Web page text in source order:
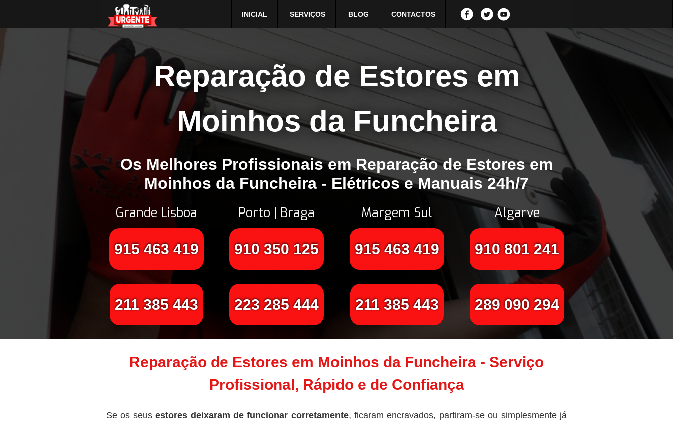
INICIAL SERVIÇOS BLOG CONTACTOS
Reparação de Estores em
Moinhos da Funcheira
Os Melhores Profissionais em Reparação de Estores em
Moinhos da Funcheira - Elétricos e Manuais 24h/7
Grande Lisboa
915 463 419
211 385 443
Porto | Braga
910 350 125
223 285 444
Margem Sul
915 463 419
211 385 443
Algarve
910 801 241
289 090 294
Reparação de Estores em Moinhos da Funcheira - Serviço
Profissional, Rápido e de Confiança
Se os seusestores deixaram de funcionar corretamente, ficaram encravados, partiram-se ou simplesmente já